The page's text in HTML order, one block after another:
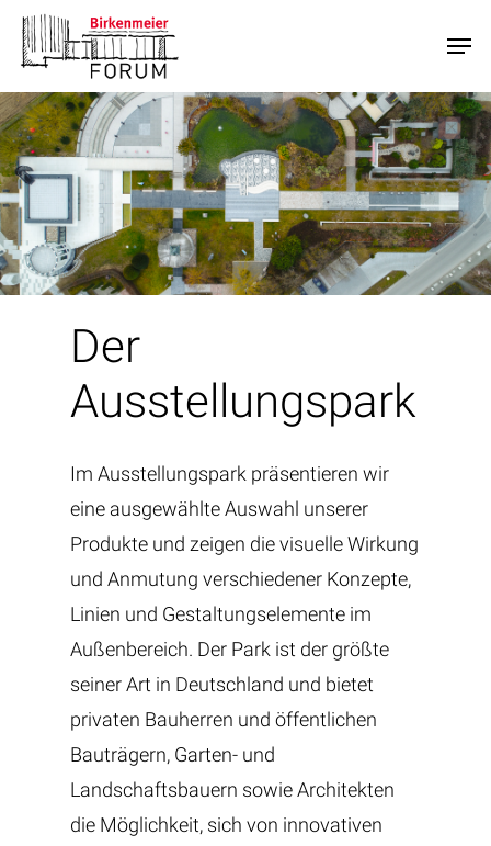
Skip
content
Der
Ausstellungspark
Im Ausstellungspark präsentieren wir
eine ausgewählte Auswahl unserer
Produkte und zeigen die visuelle Wirkung
und Anmutung verschiedener Konzepte,
Linien und Gestaltungselemente im
Außenbereich. Der Park ist der größte
seiner Art in Deutschland und bietet
privaten Bauherren und öffentlichen
Bauträgern, Garten- und
Landschaftsbauern sowie Architekten
die Möglichkeit, sich von innovativen